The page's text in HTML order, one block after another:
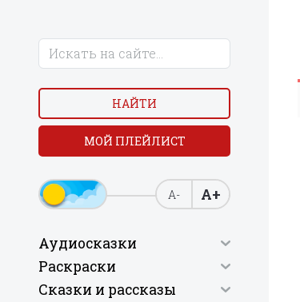
НАЙТИ
МОЙ ПЛЕЙЛИСТ
А- А+
Аудиосказки
Раскраски
Сказки и рассказы